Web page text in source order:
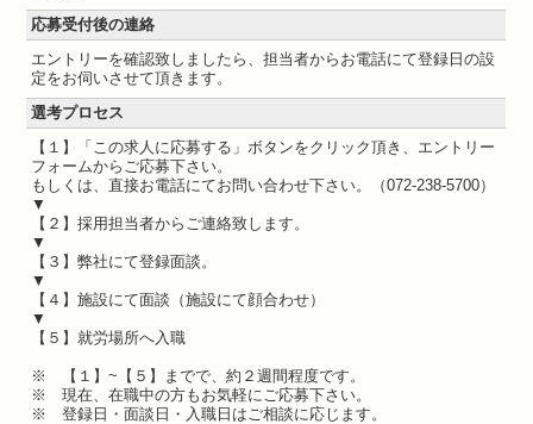
応募受付後の連絡
エントリーを確認致しましたら、担当者からお電話にて登録日の設
定をお伺いさせて頂きます。
選考プロセス
【１】「この求人に応募する」ボタンをクリック頂き、エントリー
フォームからご応募下さい。
もしくは、直接お電話にてお問い合わせ下さい。（072-238-5700）
▼
【２】採用担当者からご連絡致します。
▼
【３】弊社にて登録面談。
▼
【４】施設にて面談（施設にて顔合わせ）
▼
【５】就労場所へ入職
※ 【１】~【５】までで、約２週間程度です。
※ 現在、在職中の方もお気軽にご応募下さい。
※ 登録日・面談日・入職日はご相談に応じます。